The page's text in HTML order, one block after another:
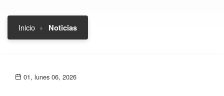
Inicio Noticias
01, lunes 06, 2026